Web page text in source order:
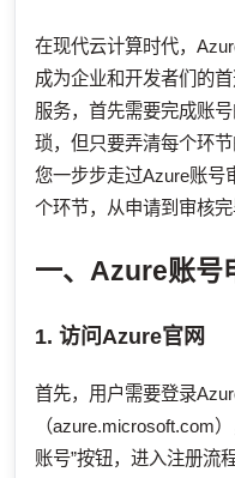
在现代云计算时代，
成为企业和开发者们的
服务，首先需要完成账
琐，但只要弄清每个环
您一步步走过Azure账号
个环节，从申请到审核
一、Azure账号
1. 访问Azure官网
首先，用户需要登录
（azure.microsoft.com
账号”按钮，进入注册流